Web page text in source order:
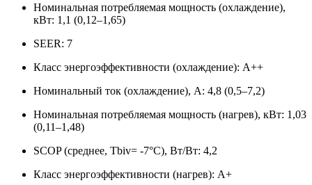
Номинальная потребляемая мощность (охлаждение),
кВт: 1,1 (0,12–1,65)
SEER: 7
Класс энергоэффективности (охлаждение): A++
Номинальный ток (охлаждение), А: 4,8 (0,5–7,2)
Номинальная потребляемая мощность (нагрев), кВт: 1,03
(0,11–1,48)
SCOP (среднее, Tbiv= -7°C), Вт/Вт: 4,2
Класс энергоэффективности (нагрев): A+